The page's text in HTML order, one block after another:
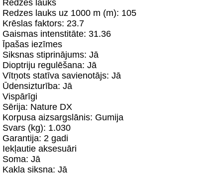
Redzes lauks
Redzes lauks uz 1000 m (m): 105
Krēslas faktors: 23.7
Gaismas intenstitāte: 31.36
Īpašas iezīmes
Siksnas stiprinājums: Jā
Dioptriju regulēšana: Jā
Vītņots statīva savienotājs: Jā
Ūdensizturība: Jā
Vispārīgi
Sērija: Nature DX
Korpusa aizsargslānis: Gumija
Svars (kg): 1.030
Garantija: 2 gadi
Iekļautie aksesuāri
Soma: Jā
Kakla siksna: Jā